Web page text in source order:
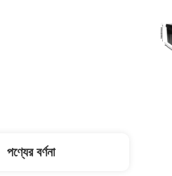
পণ্যের বর্ণনা